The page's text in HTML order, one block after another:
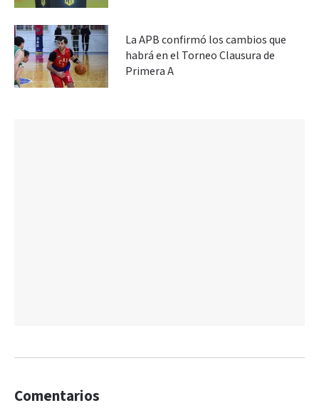
La APB confirmó los cambios que
habrá en el Torneo Clausura de
Primera A
Comentarios